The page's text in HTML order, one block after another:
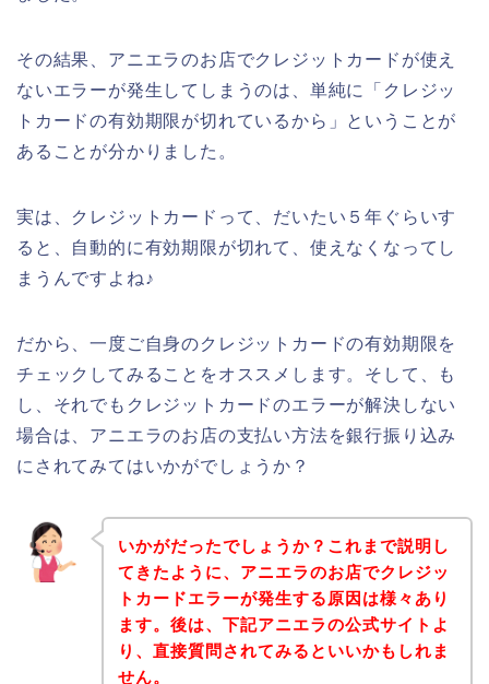
その結果、アニエラのお店でクレジットカードが使え
ないエラーが発生してしまうのは、単純に「クレジッ
トカードの有効期限が切れているから」ということが
あることが分かりました。
実は、クレジットカードって、だいたい５年ぐらいす
ると、自動的に有効期限が切れて、使えなくなってし
まうんですよね♪
だから、一度ご自身のクレジットカードの有効期限を
チェックしてみることをオススメします。そして、も
し、それでもクレジットカードのエラーが解決しない
場合は、アニエラのお店の支払い方法を銀行振り込み
にされてみてはいかがでしょうか？
いかがだったでしょうか？これまで説明し
てきたように、アニエラのお店でクレジッ
トカードエラーが発生する原因は様々あり
ます。後は、下記アニエラの公式サイトよ
り、直接質問されてみるといいかもしれま
せん。